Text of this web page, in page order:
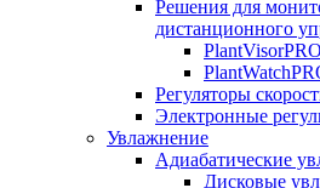
Решения для
дистанционного
Регуляторы
Электронные
Увлажнение
Адиабатические
Дисковые